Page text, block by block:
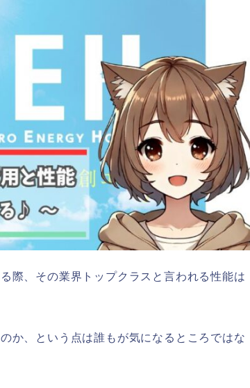
際、その業界トップクラスと言われる性能は
か、という点は誰もが気になるところではな